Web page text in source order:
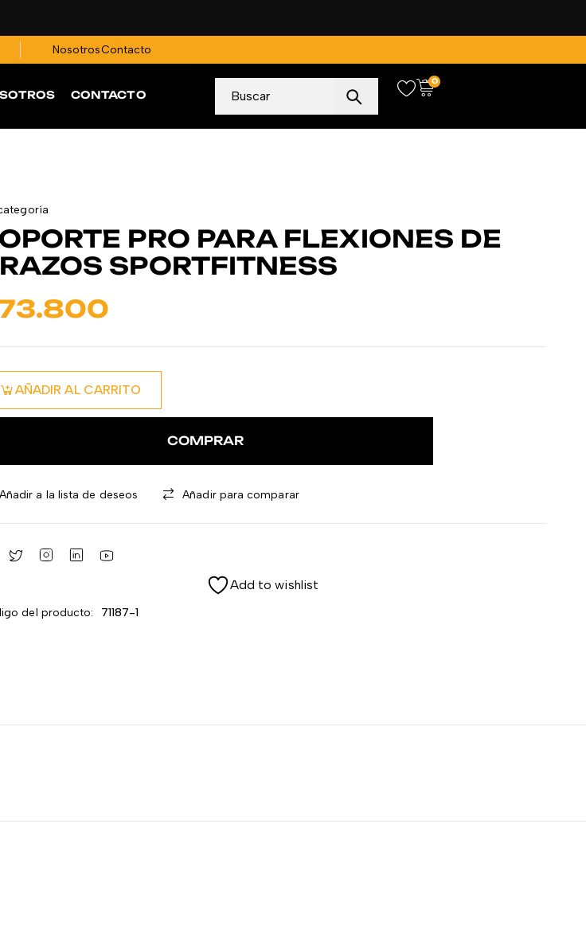
NosotrosContacto
CONTACTO
0
PRO PARA FLEXIONES DE
SPORTFITNESS
AÑADIR AL CARRITO
COMPRAR
Añadir a la lista de deseos Añadir para comparar
Add to wishlist
del producto: 71187-1